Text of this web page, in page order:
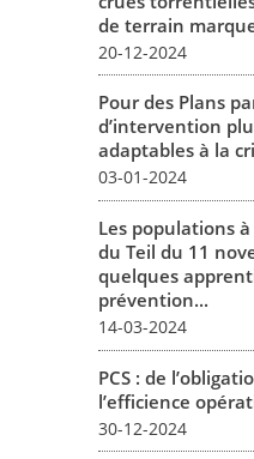
de terrain
20-12-2024
Pour des Plans
d’intervention
adaptables à la
03-01-2024
Les populations
du Teil du 11
quelques
prévention...
14-03-2024
PCS : de
l’efficience
30-12-2024